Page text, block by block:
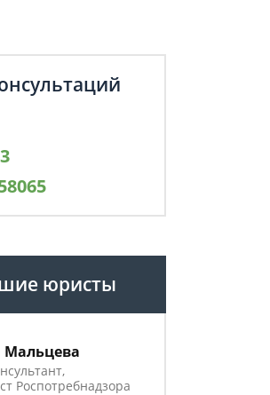
юристы
Мальцева
Роспотребнадзора